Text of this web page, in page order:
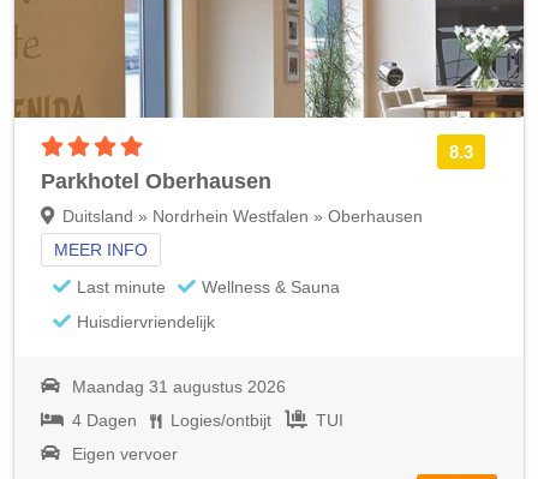
8.3
Parkhotel Oberhausen
Duitsland » Nordrhein Westfalen » Oberhausen
MEER INFO
Last minute
Wellness & Sauna
Huisdiervriendelijk
Maandag 31 augustus 2026
4 Dagen
Logies/ontbijt
TUI
Eigen vervoer